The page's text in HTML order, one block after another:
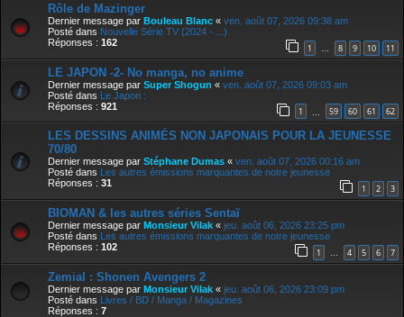
Rôle de Mazinger
Dernier message par Bouleau Blanc « ven. août 07, 2026 09:38 am
Posté dans Nouvelle Série TV (2024 - ...)
Réponses : 162 1 … 8 9 10 11
LE JAPON -2- No manga, no anime
Dernier message par Super Shogun « ven. août 07, 2026 09:03 am
Posté dans Le Japon :
Réponses : 921 1 59 60 61 62
LES DESSINS ANIMÉS NON JAPONAIS POUR LA JEUNESSE
70/80
Dernier message par Stéphane Dumas « ven. août 07, 2026 00:16 am
Posté dans
Les autres émissions marquantes de notre jeunesse
Réponses : 31 1 2 3
BIOMAN & les autres séries Sentaï
Dernier message par Monsieur Vilak « jeu. août 06, 2026 23:25 pm
Posté dans Les autres émissions marquantes de notre jeunesse
Réponses : 102 1 4 5 6 7
Zemial : Shonen Avengers 2
Dernier message par Monsieur Vilak « jeu. août 06, 2026 23:09 pm
Posté dans Livres / BD / Manga / Magazines
Réponses : 7